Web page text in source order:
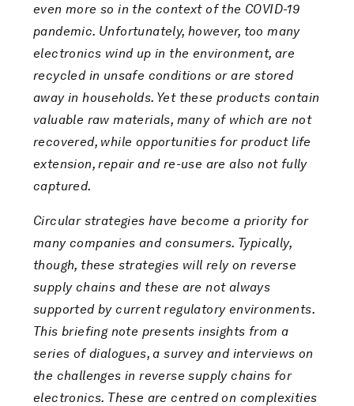
even more so in the context of the COVID-19
pandemic. Unfortunately, however, too many
electronics wind up in the environment, are
recycled in unsafe conditions or are stored
away in households. Yet these products contain
valuable raw materials, many of which are not
recovered, while opportunities for product life
extension, repair and re-use are also not fully
captured.
Circular strategies have become a priority for
many companies and consumers. Typically,
though, these strategies will rely on reverse
supply chains and these are not always
supported by current regulatory environments.
This briefing note presents insights from a
series of dialogues, a survey and interviews on
the challenges in reverse supply chains for
electronics. These are centred on complexities